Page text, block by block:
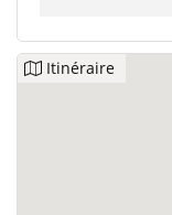
Itinéraire